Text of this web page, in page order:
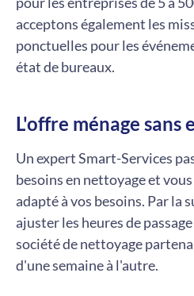
acceptons également les
ponctuelles pour les
état de bureaux.
L'offre ménage sans
Un expert Smart-Services
besoins en nettoyage et
adapté à vos besoins. Par la
ajuster les heures de
société de nettoyage
d'une semaine à l'autre.